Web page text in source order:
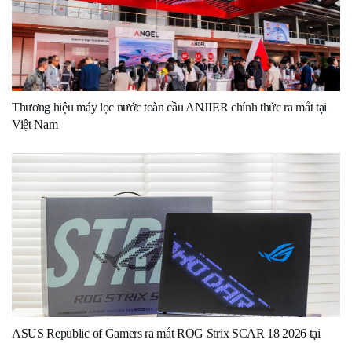
Thương hiệu máy lọc nước toàn cầu ANJIER chính thức ra mắt tại
Việt Nam
ASUS Republic of Gamers ra mắt ROG Strix SCAR 18 2026 tại